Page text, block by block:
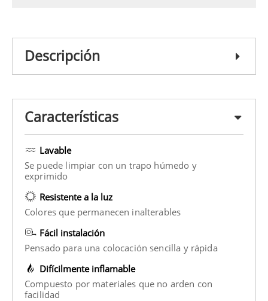
Descripción
Características
Lavable
Se puede limpiar con un trapo húmedo y
exprimido
Resistente a la luz
Colores que permanecen inalterables
Fácil instalación
Pensado para una colocación sencilla y rápida
Difícilmente inflamable
Compuesto por materiales que no arden con
facilidad